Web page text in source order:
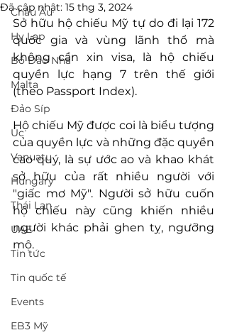
Châu Âu
Hy Lạp
Bồ Đào Nha
Malta
Đảo Síp
Úc
Vanuatu
Hungary
Thái Lan
UAE
Tin tức
Tin quốc tế
Events
EB3 Mỹ
Đã cập nhật: 15 thg 3, 2024
Sở hữu hộ chiếu Mỹ tự do đi lại 172
quốc gia và vùng lãnh thổ mà
không cần xin visa, là hộ chiếu
quyền lực hạng 7 trên thế giới
(theo Passport Index).
Hộ chiếu Mỹ được coi là biểu tượng
của quyền lực và những đặc quyền
cao quý, là sự ước ao và khao khát
sở hữu của rất nhiều người với
"giấc mơ Mỹ". Người sở hữu cuốn
hộ chiếu này cũng khiến nhiều
người khác phải ghen tỵ, ngưỡng
mộ.